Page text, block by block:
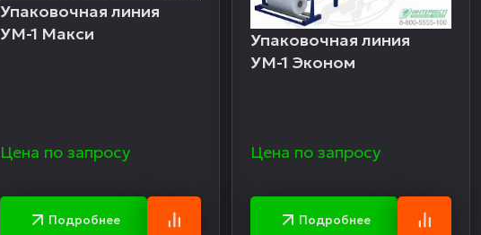
Упаковочная линия
УМ-1 Макси
Цена по запросу
Подробнее
Упаковочная линия
УМ-1 Эконом
Цена по запросу
Подробнее